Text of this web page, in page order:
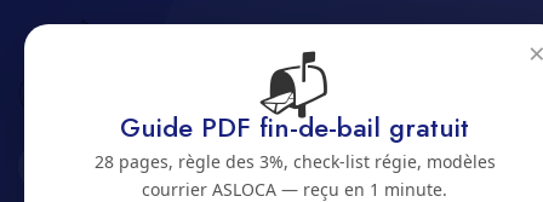
Maintenance des installations techniques
Jura bernois Bienne
2500 · JURA BERNOIS
📬
Guide PDF fin-de-bail gratuit
28 pages, règle des 3%, check-list régie, modèles
courrier ASLOCA — reçu en 1 minute.